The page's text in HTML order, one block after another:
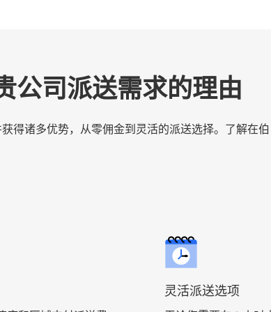
公司派送需求的理由
得诸多优势，从零佣金到灵活的派送选择。了解在伯
灵活派送选项